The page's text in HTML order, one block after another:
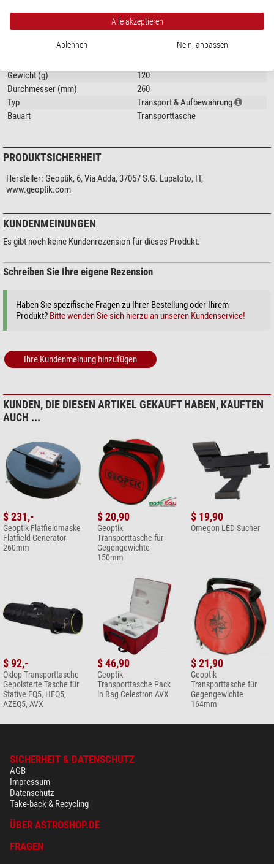
Gewicht (g)
120
Durchmesser (mm)
260
Typ
Transport & Aufbewahrung
Bauart
Transporttasche
PRODUKTSICHERHEIT
Hersteller: Geoptik, 6, Via Adda, 37057 S.G. Lupatoto, IT,
www.geoptik.com
KUNDENMEINUNGEN
Es gibt noch keine Kundenrezension für dieses Produkt.
Schreiben Sie Ihre eigene Rezension
Haben Sie spezifische Fragen zu Ihrer Bestellung oder Ihrem
Produkt? Bitte wenden Sie sich hierzu an unseren Kundenservice!
Ihre Kundenmeinung hinzufügen
KUNDEN, DIE DIESEN ARTIKEL GEKAUFT HABEN, KAUFTEN
AUCH ...
$ 231,-
Geoptik Flatfieldmaske
Flatfield Generator
260mm
$ 20,90
Geoptik
Transporttasche für
Gegengewichte
150mm
$ 19,90
Omegon LED Sucher
$ 92,-
Oklop Transporttasche
Gepolsterte Tasche für
Stative EQ5, HEQ5,
AZEQ5, AVX
$ 46,90
Geoptik
Transporttasche Pack
in Bag Celestron AVX
$ 21,90
Geoptik
Transporttasche für
Gegengewichte
164mm
SICHERHEIT & DATENSCHUTZ
AGB
Impressum
Datenschutz
Take-back & Recycling
ÜBER ASTROSHOP.DE
FRAGEN
Alle akzeptieren
Ablehnen Nein, anpassen